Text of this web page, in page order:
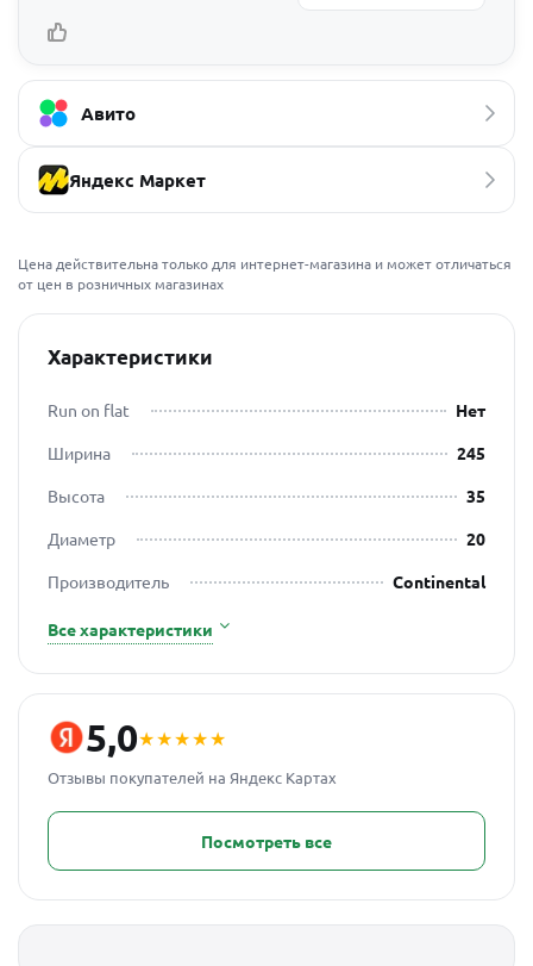
Авито
Яндекс Маркет
Цена действительна только для интернет-магазина и может отличаться
от цен в розничных магазинах
Характеристики
Run on flat
Нет
Ширина
245
Высота
35
Диаметр
20
Производитель
Continental
Все характеристики
5,0★★★★★
Отзывы покупателей на Яндекс Картах
Посмотреть все